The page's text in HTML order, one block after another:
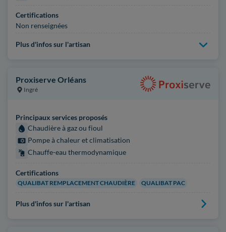
Certifications
Non renseignées
Plus d'infos sur l'artisan
Proxiserve Orléans
Ingré
Principaux services proposés
Chaudière à gaz ou fioul
Pompe à chaleur et climatisation
Chauffe-eau thermodynamique
Certifications
QUALIBAT REMPLACEMENT CHAUDIÈRE QUALIBAT PAC
Plus d'infos sur l'artisan